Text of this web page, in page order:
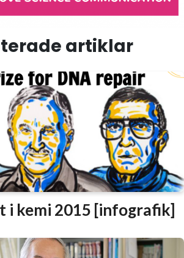
artiklar
i kemi 2015 [infografik]